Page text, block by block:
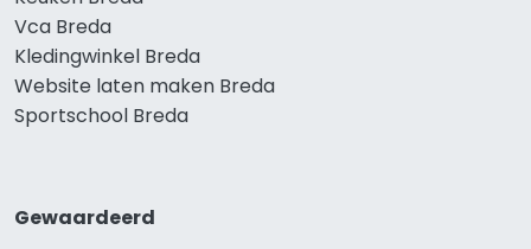
Vca Breda
Kledingwinkel Breda
Website laten maken Breda
Sportschool Breda
Gewaardeerd